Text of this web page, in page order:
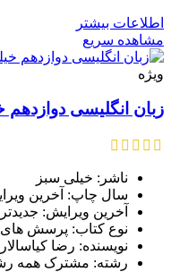
اطلاعات بیشتر
مشاهده سریع
ویژه
زبان انگلیسی دوازدهم
ناشر: خیلی سبز
سال چاپ: آخرین
آخرین ویرایش:
نوع کتاب: پرسش های
نویسنده: رضا کیاسالار
رشته: مشترک همه